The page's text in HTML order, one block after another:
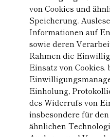
von Cookies und
Speicherung,
Informationen auf
sowie deren
Rahmen die
Einsatz von Cookies,
Einholung,
des Widerrufs von
insbesondere für
ähnlichen